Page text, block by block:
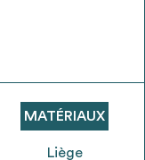
d’obtenir plus de
récupérations
MATÉRIAUX
Liège